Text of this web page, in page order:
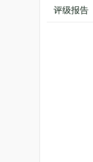
评级报告